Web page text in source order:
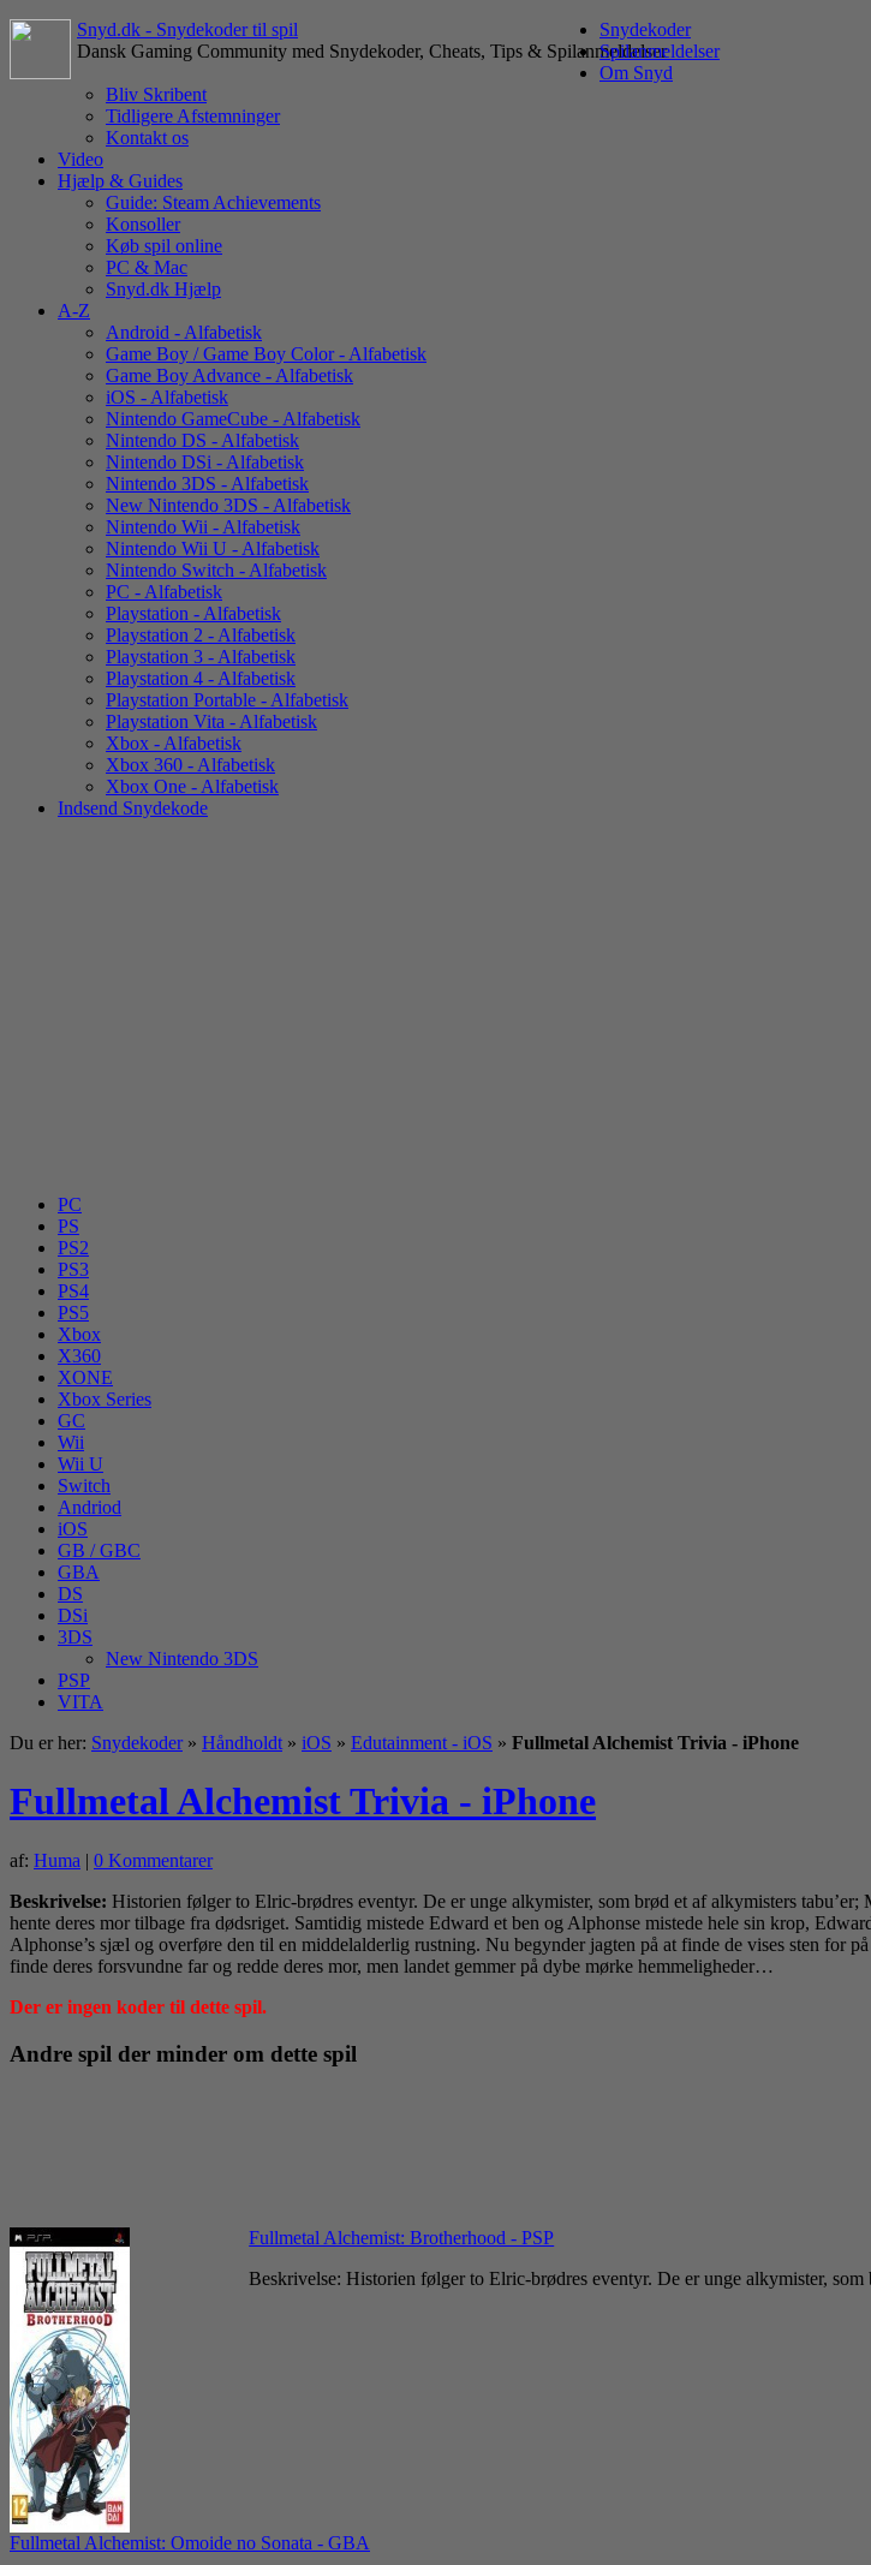
Snyd.dk - Snydekoder til spil
Dansk Gaming Community med Snydekoder, Cheats, Tips & Spilanmeldelser
Snydekoder
Spilanmeldelser
Om Snyd
Bliv Skribent
Tidligere Afstemninger
Kontakt os
Video
Hjælp & Guides
Guide: Steam Achievements
Konsoller
Køb spil online
PC & Mac
Snyd.dk Hjælp
A-Z
Android - Alfabetisk
Game Boy / Game Boy Color - Alfabetisk
Game Boy Advance - Alfabetisk
iOS - Alfabetisk
Nintendo GameCube - Alfabetisk
Nintendo DS - Alfabetisk
Nintendo DSi - Alfabetisk
Nintendo 3DS - Alfabetisk
New Nintendo 3DS - Alfabetisk
Nintendo Wii - Alfabetisk
Nintendo Wii U - Alfabetisk
Nintendo Switch - Alfabetisk
PC - Alfabetisk
Playstation - Alfabetisk
Playstation 2 - Alfabetisk
Playstation 3 - Alfabetisk
Playstation 4 - Alfabetisk
Playstation Portable - Alfabetisk
Playstation Vita - Alfabetisk
Xbox - Alfabetisk
Xbox 360 - Alfabetisk
Xbox One - Alfabetisk
Indsend Snydekode
PC
PS
PS2
PS3
PS4
PS5
Xbox
X360
XONE
Xbox Series
GC
Wii
Wii U
Switch
Andriod
iOS
GB / GBC
GBA
DS
DSi
3DS
New Nintendo 3DS
PSP
VITA
Du er her: Snydekoder » Håndholdt » iOS » Edutainment - iOS » Fullmetal Alchemist Trivia - iPhone
Fullmetal Alchemist Trivia - iPhone
af: Huma | 0 Kommentarer
Beskrivelse: Historien følger to Elric-brødres eventyr. De er unge alkymister, som brød et af alkymisters tabu’er;
hente deres mor tilbage fra dødsriget. Samtidig mistede Edward et ben og Alphonse mistede hele sin krop,
Alphonse’s sjæl og overføre den til en middelalderlig rustning. Nu begynder jagten på at finde de vises sten for
finde deres forsvundne far og redde deres mor, men landet gemmer på dybe mørke hemmeligheder…
Der er ingen koder til dette spil.
Andre spil der minder om dette spil
Fullmetal Alchemist: Brotherhood - PSP
Beskrivelse: Historien følger to Elric-brødres eventyr. De er unge alkymister,
Fullmetal Alchemist: Omoide no Sonata - GBA